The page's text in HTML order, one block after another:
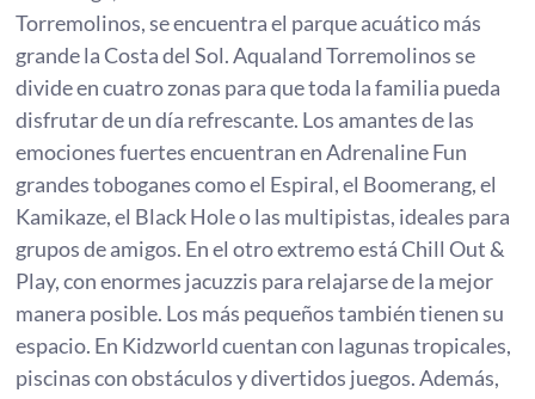
Torremolinos, se encuentra el parque acuático más
grande la Costa del Sol. Aqualand Torremolinos se
divide en cuatro zonas para que toda la familia pueda
disfrutar de un día refrescante. Los amantes de las
emociones fuertes encuentran en Adrenaline Fun
grandes toboganes como el Espiral, el Boomerang, el
Kamikaze, el Black Hole o las multipistas, ideales para
grupos de amigos. En el otro extremo está Chill Out &
Play, con enormes jacuzzis para relajarse de la mejor
manera posible. Los más pequeños también tienen su
espacio. En Kidzworld cuentan con lagunas tropicales,
piscinas con obstáculos y divertidos juegos. Además,